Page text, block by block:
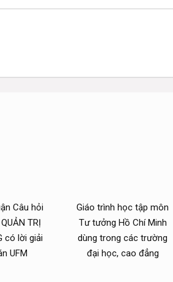
Câu hỏi
TRỊ
có lời giải
UFM
Giáo trình học tập môn
Tư tưởng Hồ Chí Minh
dùng trong các trường
đại học, cao đẳng